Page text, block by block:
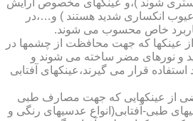
شوند )،و عینکهای مخصوص آرایش
انکساری شدید هستند ) و…،در
خاص محسوب می شوند.
از عینکها که جهت محافظت از چشمها در
و نورهای مضر ساخته می شوند و
قرار می گیرند،عینکهای آفتابی
از عینکهایی که جهت مصارف طبی
طبی-آفتابی(انواع عدسیهای رنگی و